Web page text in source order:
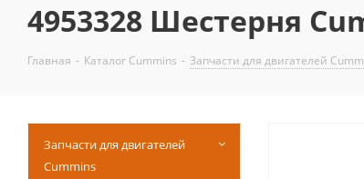
4953328 Шестерня
Главная - Каталог Cummins - Запчасти для двигателей
Запчасти для двигателей
Cummins